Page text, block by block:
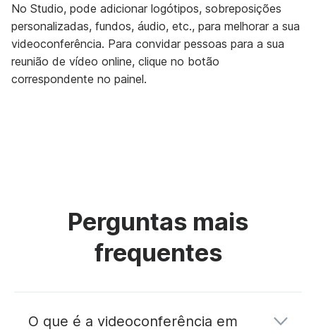
No Studio, pode adicionar logótipos, sobreposições
personalizadas, fundos, áudio, etc., para melhorar a sua
videoconferência. Para convidar pessoas para a sua
reunião de vídeo online, clique no botão
correspondente no painel.
Perguntas mais
frequentes
O que é a videoconferência em